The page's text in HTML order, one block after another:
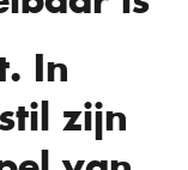
In
zijn